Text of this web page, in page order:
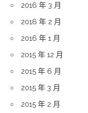
2016 年 3 月
2016 年 2 月
2016 年 1 月
2015 年 12 月
2015 年 6 月
2015 年 3 月
2015 年 2 月